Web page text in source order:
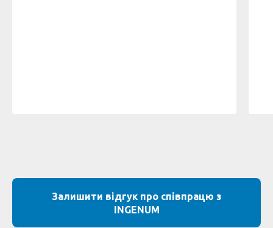
Залишити відгук про співпрацю з
INGENUM